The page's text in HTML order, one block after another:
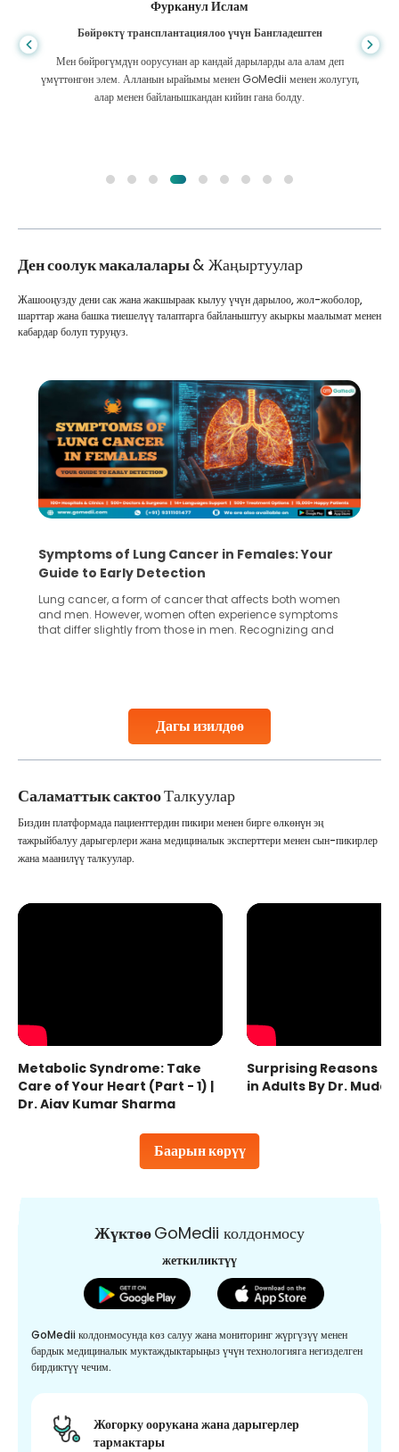
Фурканул Ислам
Бөйрөктү трансплантациялоо үчүн Бангладештен
Мен бөйрөгүмдүн оорусунан ар кандай дарыларды ала алам деп
үмүттөнгөн элем. Алланын ырайымы менен GoMedii менен жолугуп,
алар менен байланышкандан кийин гана болду.
Ден соолук макалалары& Жаңыртуулар
Дагы изилдөө
Жашооңузду дени сак жана жакшыраак кылуу үчүн дарылоо, жол-жоболор,
шарттар жана башка тиешелүү талаптарга байланыштуу акыркы маалымат менен
кабардар болуп туруңуз.
Symptoms of Lung Cancer in Females: Your
Guide to Early Detection
Lung cancer, a form of cancer that affects both women
and men. However, women often experience symptoms
that differ slightly from those in men. Recognizing and
Саламаттык сактооТалкуулар
Баарын көрүү
Биздин платформада пациенттердин пикири менен бирге өлкөнүн эң
тажрыйбалуу дарыгерлери жана медициналык эксперттери менен сын-пикирлер
жана маанилүү талкуулар.
Metabolic Syndrome: Take
Care of Your Heart (Part - 1) |
Dr. Ajay Kumar Sharma
Surprising Reasons
in Adults By Dr.
ЖүктөөGoMedii колдонмосу
жеткиликтүү
GoMedii колдонмосунда көз салуу жана мониторинг жүргүзүү менен
бардык медициналык муктаждыктарыңыз үчүн технологияга негизделген
бирдиктүү чечим.
Жогорку оорукана жана дарыгерлер
тармактары